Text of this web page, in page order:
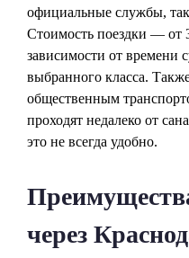
официальные службы,
Стоимость поездки — от
зависимости от времени
выбранного класса.
общественным
проходят недалеко от
это не всегда удобно.
через